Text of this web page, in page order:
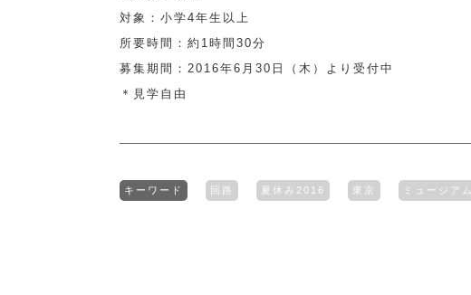
対象：小学4年生以上
所要時間：約1時間30分
募集期間：2016年6月30日（木）より受付中
＊見学自由
キーワード 回路 夏休み2016 東京 ミュージアム